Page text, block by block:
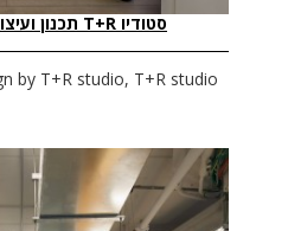
by T+R studio, T+R studio
סטודיו T+R תכנון ועיצוב פנים של מרפאת שיניים